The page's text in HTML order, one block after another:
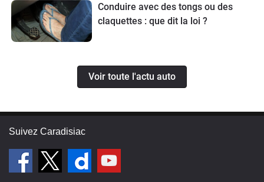
Conduire avec des tongs ou des
claquettes : que dit la loi ?
Voir toute l'actu auto
Suivez Caradisiac